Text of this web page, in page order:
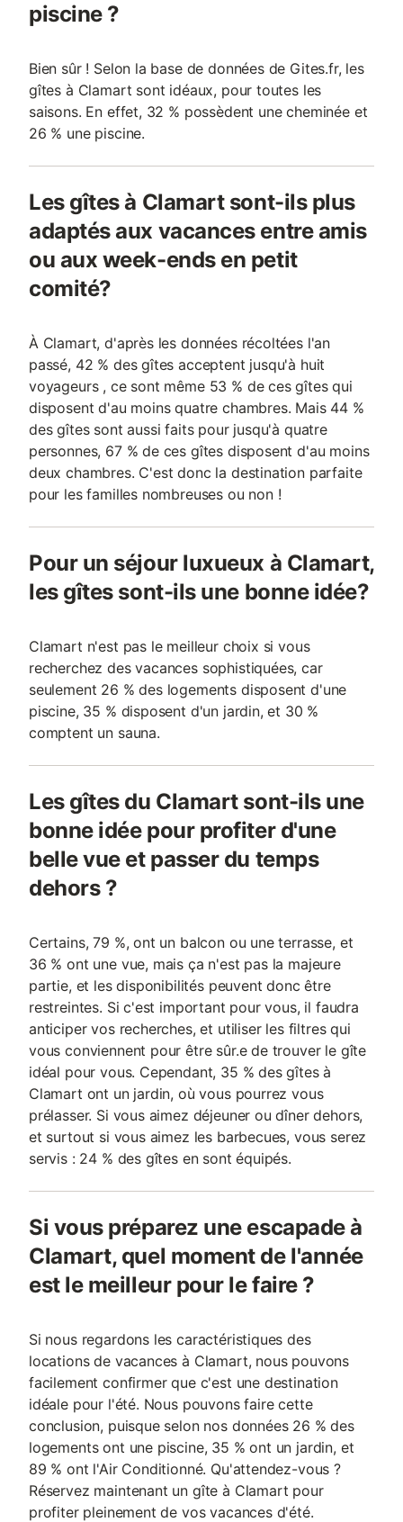
piscine ?
Bien sûr ! Selon la base de données de Gites.fr, les
gîtes à Clamart sont idéaux, pour toutes les
saisons. En effet, 32 % possèdent une cheminée et
26 % une piscine.
Les gîtes à Clamart sont-ils plus
adaptés aux vacances entre amis
ou aux week-ends en petit
comité?
À Clamart, d'après les données récoltées l'an
passé, 42 % des gîtes acceptent jusqu'à huit
voyageurs , ce sont même 53 % de ces gîtes qui
disposent d'au moins quatre chambres. Mais 44 %
des gîtes sont aussi faits pour jusqu'à quatre
personnes, 67 % de ces gîtes disposent d'au moins
deux chambres. C'est donc la destination parfaite
pour les familles nombreuses ou non !
Pour un séjour luxueux à Clamart,
les gîtes sont-ils une bonne idée?
Clamart n'est pas le meilleur choix si vous
recherchez des vacances sophistiquées, car
seulement 26 % des logements disposent d'une
piscine, 35 % disposent d'un jardin, et 30 %
comptent un sauna.
Les gîtes du Clamart sont-ils une
bonne idée pour profiter d'une
belle vue et passer du temps
dehors ?
Certains, 79 %, ont un balcon ou une terrasse, et
36 % ont une vue, mais ça n'est pas la majeure
partie, et les disponibilités peuvent donc être
restreintes. Si c'est important pour vous, il faudra
anticiper vos recherches, et utiliser les filtres qui
vous conviennent pour être sûr.e de trouver le gîte
idéal pour vous. Cependant, 35 % des gîtes à
Clamart ont un jardin, où vous pourrez vous
prélasser. Si vous aimez déjeuner ou dîner dehors,
et surtout si vous aimez les barbecues, vous serez
servis : 24 % des gîtes en sont équipés.
Si vous préparez une escapade à
Clamart, quel moment de l'année
est le meilleur pour le faire ?
Si nous regardons les caractéristiques des
locations de vacances à Clamart, nous pouvons
facilement confirmer que c'est une destination
idéale pour l'été. Nous pouvons faire cette
conclusion, puisque selon nos données 26 % des
logements ont une piscine, 35 % ont un jardin, et
89 % ont l'Air Conditionné. Qu'attendez-vous ?
Réservez maintenant un gîte à Clamart pour
profiter pleinement de vos vacances d'été.